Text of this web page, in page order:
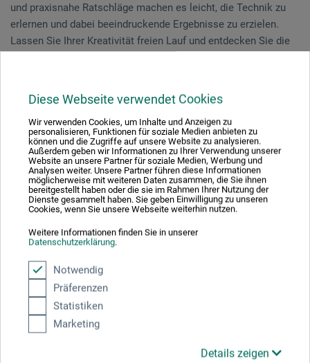
Diese Webseite verwendet Cookies
Wir verwenden Cookies, um Inhalte und Anzeigen zu
personalisieren, Funktionen für soziale Medien anbieten zu
können und die Zugriffe auf unsere Website zu analysieren.
Außerdem geben wir Informationen zu Ihrer Verwendung unserer
Website an unsere Partner für soziale Medien, Werbung und
Analysen weiter. Unsere Partner führen diese Informationen
möglicherweise mit weiteren Daten zusammen, die Sie ihnen
bereitgestellt haben oder die sie im Rahmen Ihrer Nutzung der
Dienste gesammelt haben. Sie geben Einwilligung zu unseren
Cookies, wenn Sie unsere Webseite weiterhin nutzen.
Weitere Informationen finden Sie in unserer
Datenschutzerklärung.
Notwendig
Präferenzen
Statistiken
Marketing
Details zeigen
und praxisnahe Ratschläge machen es leicht, die Technik zu
erlernen und dabei beeindruckende Ergebnisse zu erzielen.
Lassen Sie Ihrer Kreativität freien Lauf und entdecken Sie die
Vorkenntnisse sind nicht erforderlich.
Veranstaltungsdatum
20. Jul. 2026
Veranstaltung